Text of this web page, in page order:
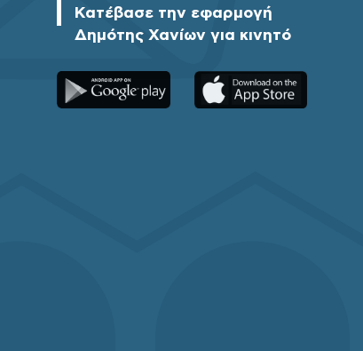
Κατέβασε την εφαρμογή
Δημότης Χανίων για κινητό